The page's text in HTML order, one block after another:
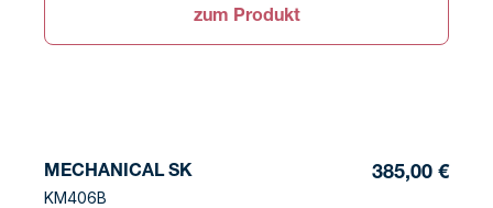
zum Produkt
MECHANICAL SK
KM406B
385,00 €